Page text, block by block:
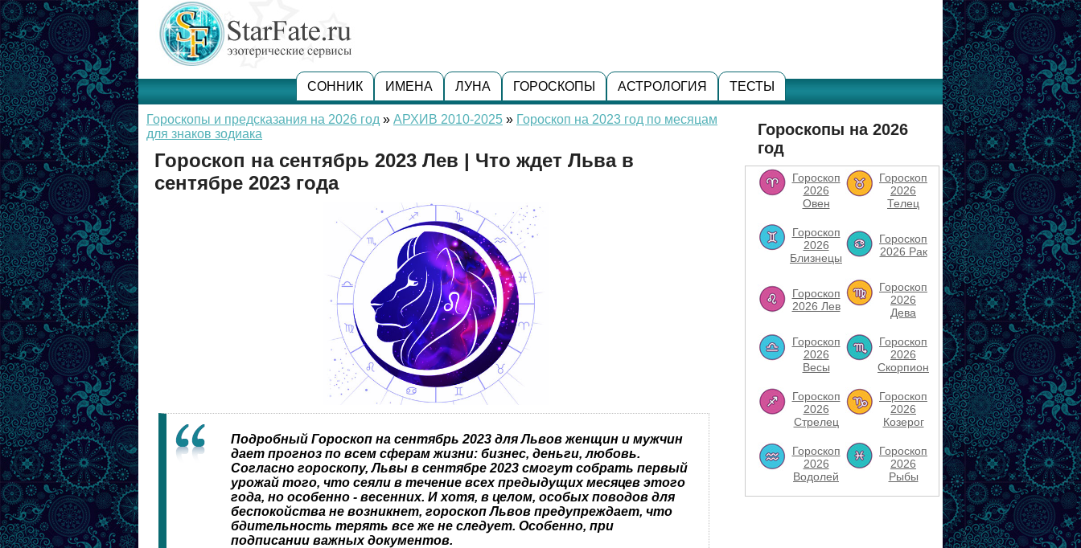
СОННИК ИМЕНА ЛУНА ГОРОСКОПЫ АСТРОЛОГИЯ ТЕСТЫ
Гороскопы и предсказания на 2026 год » АРХИВ 2010-2025 » Гороскоп на 2023 год по месяцам
для знаков зодиака
Гороскоп на сентябрь 2023 Лев | Что ждет Льва в
сентябре 2023 года
Подробный Гороскоп на сентябрь 2023 для Львов женщин и мужчин
дает прогноз по всем сферам жизни: бизнес, деньги, любовь.
Согласно гороскопу, Львы в сентябре 2023 смогут собрать первый
урожай того, что сеяли в течение всех предыдущих месяцев этого
года, но особенно - весенних. И хотя, в целом, особых поводов для
беспокойства не возникнет, гороскоп Львов предупреждает, что
бдительность терять все же не следует. Особенно, при
подписании важных документов.
Гороскопы на 2026
год
Гороскоп
2026
Овен
Гороскоп
2026
Телец
Гороскоп
2026
Близнецы
Гороскоп
2026 Рак
Гороскоп
2026 Лев
Гороскоп
2026
Дева
Гороскоп
2026
Весы
Гороскоп
2026
Скорпион
Гороскоп
2026
Стрелец
Гороскоп
2026
Козерог
Гороскоп
2026
Водолей
Гороскоп
2026
Рыбы